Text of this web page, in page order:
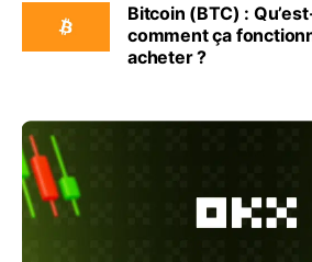
Bitcoin (BTC) :
comment ça
acheter ?